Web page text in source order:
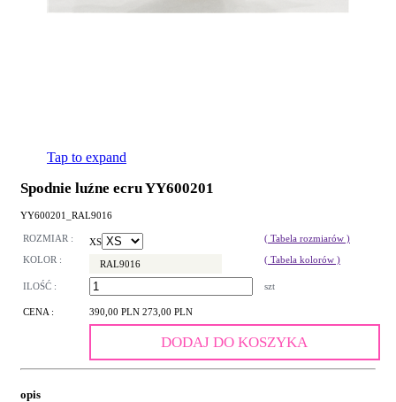
Tap to expand
Spodnie luźne ecru YY600201
YY600201_RAL9016
ROZMIAR : XS
( Tabela rozmiarów )
KOLOR :
RAL9016 ( Tabela kolorów )
ILOŚĆ : szt
CENA : 390,00 PLN 273,00 PLN
DODAJ DO KOSZYKA
opis